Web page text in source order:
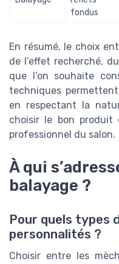
fondus
En résumé, le choix
de l’effet recherché,
que l’on souhaite
techniques
en respectant la
choisir le bon produit
professionnel du salon.
À qui
balayage ?
Pour quels types
personnalités ?
Choisir entre les